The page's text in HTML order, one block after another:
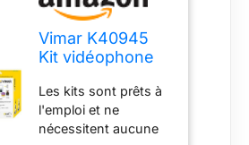
Vimar K40945
Kit vidéophone
monofamilial
avec écran
tactile mains
Les kits sont prêts à
l'emploi et ne
nécessitent aucune